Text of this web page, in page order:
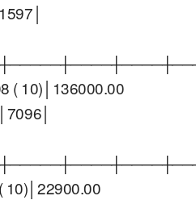
( 10)│136000.00
10)│22900.00